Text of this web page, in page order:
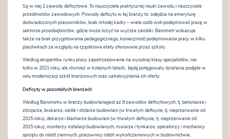
Są w niej 2 zawody deficytowe. To nauczyciele praktycznej nauki zawodu i nauczyciele
przedmiotów zawodowych. Powody deficytu w tej branży to: odejścia na emeryturę
doświadczonych pracowników, brak młodej kadry – wiele osób woli podejmować pracę w
sektorze przedsiębiorstw, gdzie może liczyć na wyższe zarobki. Barometr wskazuje
także na brak przygotowania pedagogicznego, konieczność podejmowania pracy w kilku
placówkach ze względu na cząstkowe etaty oferowane przez szkoły.
Według ekspertów rynku pracy zapotrzebowanie na wysokiej klasy specjalistów, nie
tylko w 2021 roku, ale również w kolejnych latach, będą potęgowały działania podjęte w
celu modernizacji szkół branżowych oraz uatrakcyjnienia ich oferty.
Deficyty w pozostałych branżach
Według Barometru w branży budowlanejjest aż 9 zawodów deficytowych, tj. betoniarze i
zbrojarze, brukarze, cieśle i stolarze budowlani (w trwałym deficycie, tj. nieprzerwanie od
2015 roku), dekarze i blacharze budowlani (w trwałym deficycie, tj. nieprzerwanie od
2015 roku), monterzy instalacji budowlanych, murarze i tynkarze, operatorzy i mechanicy
sprzętu do robót ziemnych, pracownicy robót wykończeniowych w budownictwie,